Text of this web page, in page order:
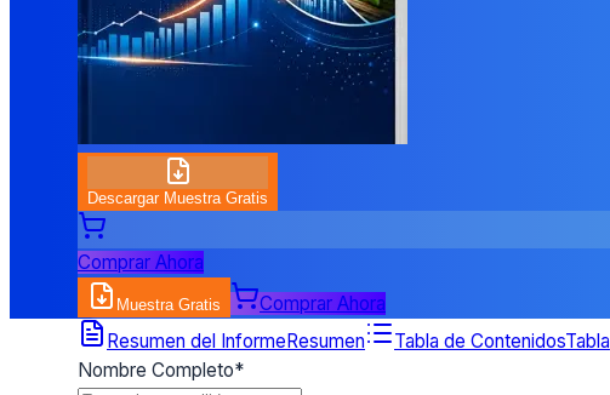
Descargar Muestra Gratis
Comprar Ahora
Muestra Gratis Comprar Ahora
Formulario de Solicitud de Muestra
Resumen del InformeResumen Tabla de ContenidosTabla
Nombre Completo*